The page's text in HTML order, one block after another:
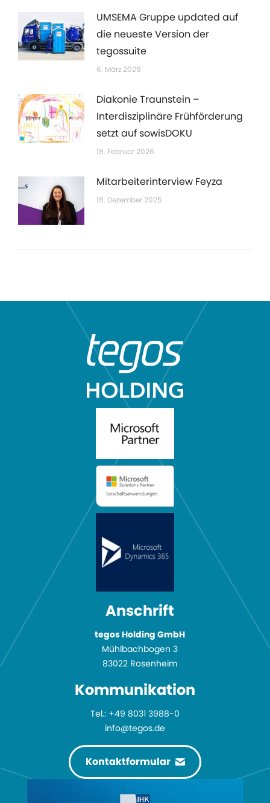
UMSEMA Gruppe updated auf
die neueste Version der
tegossuite
6. März 2026
Diakonie Traunstein –
Interdisziplinäre Frühförderung
setzt auf sowisDOKU
18. Februar 2026
Mitarbeiterinterview Feyza
18. Dezember 2025
Anschrift
tegos Holding GmbH
Mühlbachbogen 3
83022 Rosenheim
Kommuni­kation
Tel.: +49 8031 3988-0
info@tegos.de
Kontaktformular